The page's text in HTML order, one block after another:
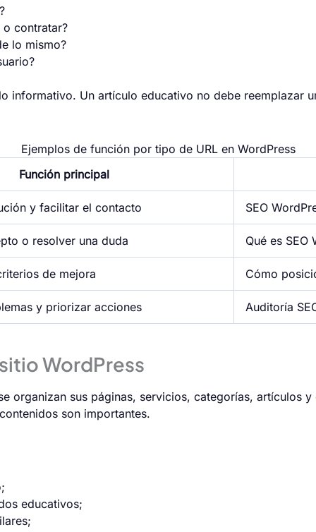
o contratar?
lo mismo?
informativo. Un artículo educativo no debe reemplazar
Ejemplos de función por tipo de URL en WordPress
Función principal
y facilitar el contacto SEO
o resolver una duda Qué es SEO
de mejora Cómo
y priorizar acciones Auditoría
WordPress
organizan sus páginas, servicios, categorías, artículos
son importantes.
educativos;